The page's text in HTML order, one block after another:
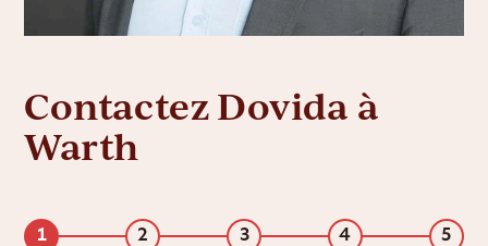
Contactez Dovida à
Warth
1 2 3 4 5